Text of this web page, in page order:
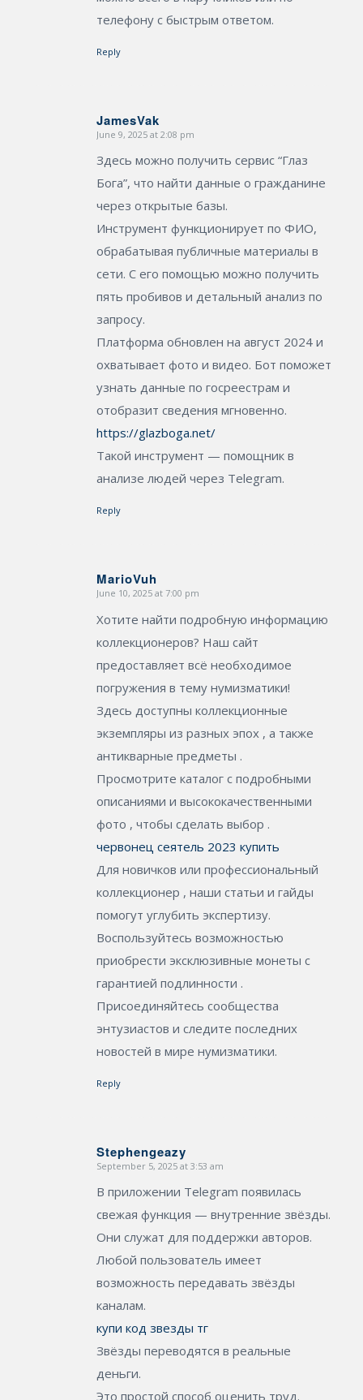
телефону с быстрым ответом.
Reply
JamesVak
says:
June 9, 2025 at 2:08 pm
Здесь можно получить сервис “Глаз
Бога”, что найти данные о гражданине
через открытые базы.
Инструмент функционирует по ФИО,
обрабатывая публичные материалы в
сети. С его помощью можно получить
пять пробивов и детальный анализ по
запросу.
Платформа обновлен на август 2024 и
охватывает фото и видео. Бот поможет
узнать данные по госреестрам и
отобразит сведения мгновенно.
https://glazboga.net/
Такой инструмент — помощник в
анализе людей через Telegram.
Reply
MarioVuh
says:
June 10, 2025 at 7:00 pm
Хотите найти подробную информацию
коллекционеров? Наш сайт
предоставляет всё необходимое
погружения в тему нумизматики!
Здесь доступны коллекционные
экземпляры из разных эпох , а также
антикварные предметы .
Просмотрите каталог с подробными
описаниями и высококачественными
фото , чтобы сделать выбор .
червонец сеятель 2023 купить
Для новичков или профессиональный
коллекционер , наши статьи и гайды
помогут углубить экспертизу.
Воспользуйтесь возможностью
приобрести эксклюзивные монеты с
гарантией подлинности .
Присоединяйтесь сообщества
энтузиастов и следите последних
новостей в мире нумизматики.
Reply
Stephengeazy
says:
September 5, 2025 at 3:53 am
В приложении Telegram появилась
свежая функция — внутренние звёзды.
Они служат для поддержки авторов.
Любой пользователь имеет
возможность передавать звёзды
каналам.
купи код звезды тг
Звёзды переводятся в реальные
деньги.
Это простой способ оценить труд.